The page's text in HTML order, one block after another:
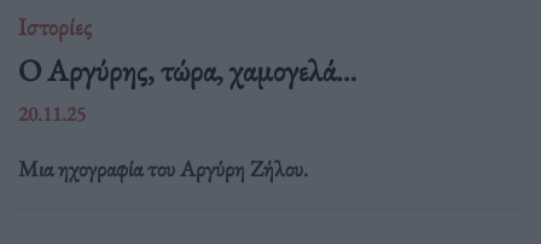
Ιστορίες
Ο Αργύρης, τώρα, χαμογελά…
20.11.25
Μια ηχογραφία του Αργύρη Ζήλου.